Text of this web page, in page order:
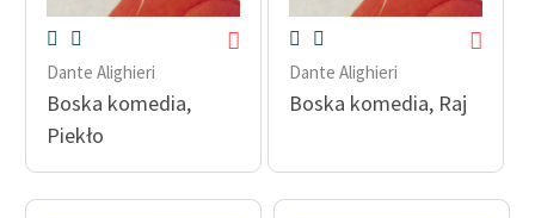
Kontakt
O projekcie
Zespół
Dante Alighieri
Boska komedia,
Piekło
Dante Alighieri
Boska komedia, Raj